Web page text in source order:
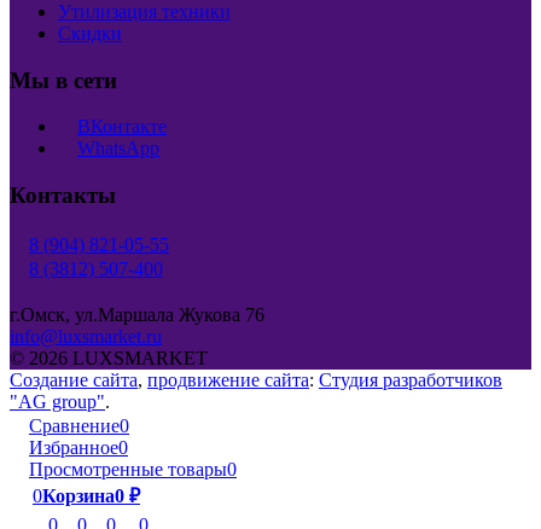
Утилизация техники
Скидки
Мы в сети
ВКонтакте
WhatsApp
Контакты
8 (904) 821-05-55
8 (3812) 507-400
г.Омск, ул.Маршала Жукова 76
info@luxsmarket.ru
© 2026 LUXSMARKET
Создание сайта, продвижение сайта: Студия разработчиков
"AG group".
Сравнение0
Избранное0
Просмотренные товары0
0Корзина0 ₽
0
0 0 0